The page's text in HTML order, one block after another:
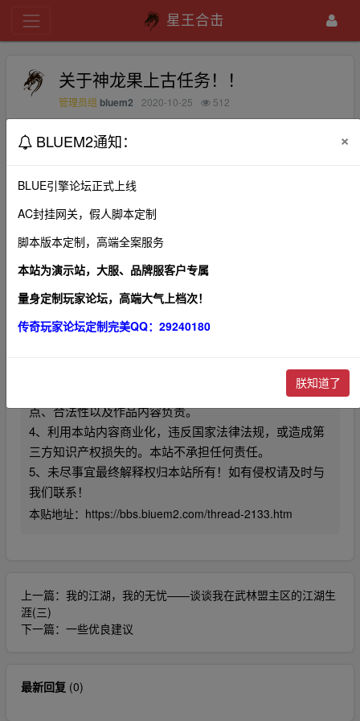
星王合击
关于神龙果上古任务！！
管理员组 bluem2 2020-10-25 512
神龙果 任务杀上古怪 为什么小退或者被杀之后 充要重新杀
数量应该还存在！！还有就是太极殿那几个小房间的怪也应
该算任务数量，不然做一次任务太难了！为了10W的神龙经
1、本帖图片及内容纯属发布用户个人意见，本网站无
关！
3、本站所有内容均来源于第三方网站，我们不对作品观
点、合法性以及作品内容负责。
4、利用本站内容商业化，违反国家法律法规，或造成第
三方知识产权损失的。本站不承担任何责任。
5、未尽事宜最终解释权归本站所有！如有侵权请及时与
我们联系！
本贴地址： https://bbs.biuem2.com/thread-2133.htm
上一篇： 我的江湖，我的无忧——谈谈我在武林盟主区的江湖生
涯(三)
下一篇： 一些优良建议
最新回复 (0)
BLUEM2通知： ×
BLUE引擎论坛正式上线
AC封挂网关，假人脚本定制
脚本版本定制，高端全案服务
本站为演示站，大服、品牌服客户专属
量身定制玩家论坛，高端大气上档次！
传奇玩家论坛定制完美QQ：29240180
朕知道了